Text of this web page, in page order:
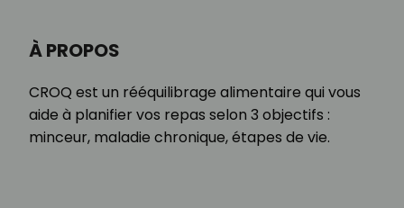
À PROPOS
CROQ est un rééquilibrage alimentaire qui vous
aide à planifier vos repas selon 3 objectifs :
minceur, maladie chronique, étapes de vie.